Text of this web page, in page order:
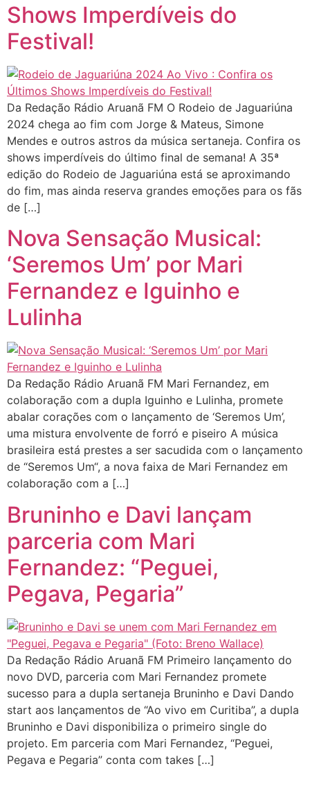
Shows Imperdíveis do
Festival!
Da Redação Rádio Aruanã FM O Rodeio de Jaguariúna
2024 chega ao fim com Jorge & Mateus, Simone
Mendes e outros astros da música sertaneja. Confira os
shows imperdíveis do último final de semana! A 35ª
edição do Rodeio de Jaguariúna está se aproximando
do fim, mas ainda reserva grandes emoções para os fãs
de […]
Nova Sensação Musical:
‘Seremos Um’ por Mari
Fernandez e Iguinho e
Lulinha
Da Redação Rádio Aruanã FM Mari Fernandez, em
colaboração com a dupla Iguinho e Lulinha, promete
abalar corações com o lançamento de ‘Seremos Um’,
uma mistura envolvente de forró e piseiro A música
brasileira está prestes a ser sacudida com o lançamento
de “Seremos Um“, a nova faixa de Mari Fernandez em
colaboração com a […]
Bruninho e Davi lançam
parceria com Mari
Fernandez: “Peguei,
Pegava, Pegaria”
Da Redação Rádio Aruanã FM Primeiro lançamento do
novo DVD, parceria com Mari Fernandez promete
sucesso para a dupla sertaneja Bruninho e Davi Dando
start aos lançamentos de “Ao vivo em Curitiba”, a dupla
Bruninho e Davi disponibiliza o primeiro single do
projeto. Em parceria com Mari Fernandez, “Peguei,
Pegava e Pegaria” conta com takes […]